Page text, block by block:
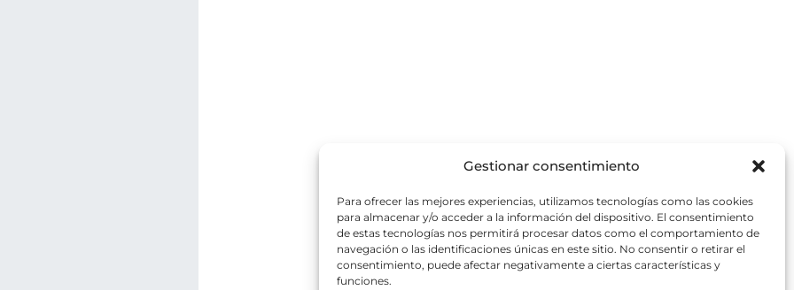
Gestionar consentimiento
Para ofrecer las mejores experiencias, utilizamos tecnologías como las cookies
para almacenar y/o acceder a la información del dispositivo. El consentimiento
de estas tecnologías nos permitirá procesar datos como el comportamiento de
navegación o las identificaciones únicas en este sitio. No consentir o retirar el
consentimiento, puede afectar negativamente a ciertas características y
funciones.